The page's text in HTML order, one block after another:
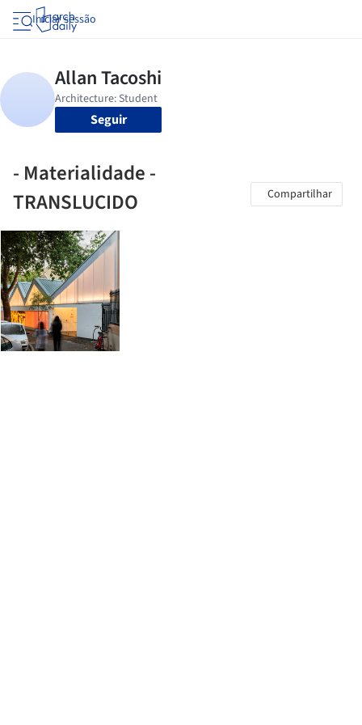
Iniciar sessão
Seguir
- Materialidade -
TRANSLUCIDO
Compartilhar